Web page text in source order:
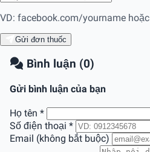
VD: facebook.com/yourname
Gửi đơn thuốc
Bình luận (0)
Gửi bình luận của bạn
Họ tên *
Số điện thoại *
Email (không bắt buộc)